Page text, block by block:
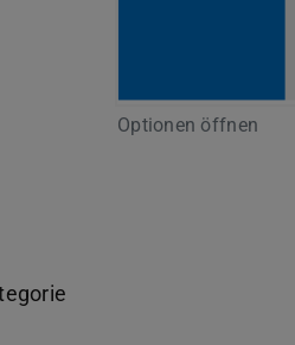
Optionen öffnen